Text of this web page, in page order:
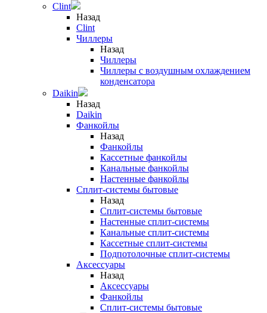
Clint
Назад
Clint
Чиллеры
Назад
Чиллеры
Чиллеры с воздушным охлаждением
конденсатора
Daikin
Назад
Daikin
Фанкойлы
Назад
Фанкойлы
Кассетные фанкойлы
Канальные фанкойлы
Настенные фанкойлы
Сплит-системы бытовые
Назад
Сплит-системы бытовые
Настенные сплит-системы
Канальные сплит-системы
Кассетные сплит-системы
Подпотолочные сплит-системы
Аксессуары
Назад
Аксессуары
Фанкойлы
Сплит-системы бытовые